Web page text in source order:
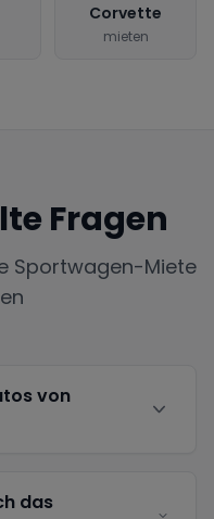
Corvette
mieten
Fragen
Sportwagen-Miete
von
das